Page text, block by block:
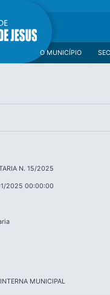
O MUNICÍPIO
N. 15/2025
2025 00:00:00
MUNICIPAL